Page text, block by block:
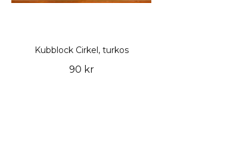
Kubblock Cirkel, turkos
90 kr